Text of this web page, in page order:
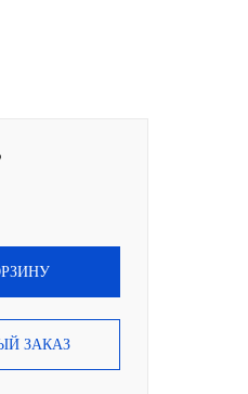
ЗАКАЗ